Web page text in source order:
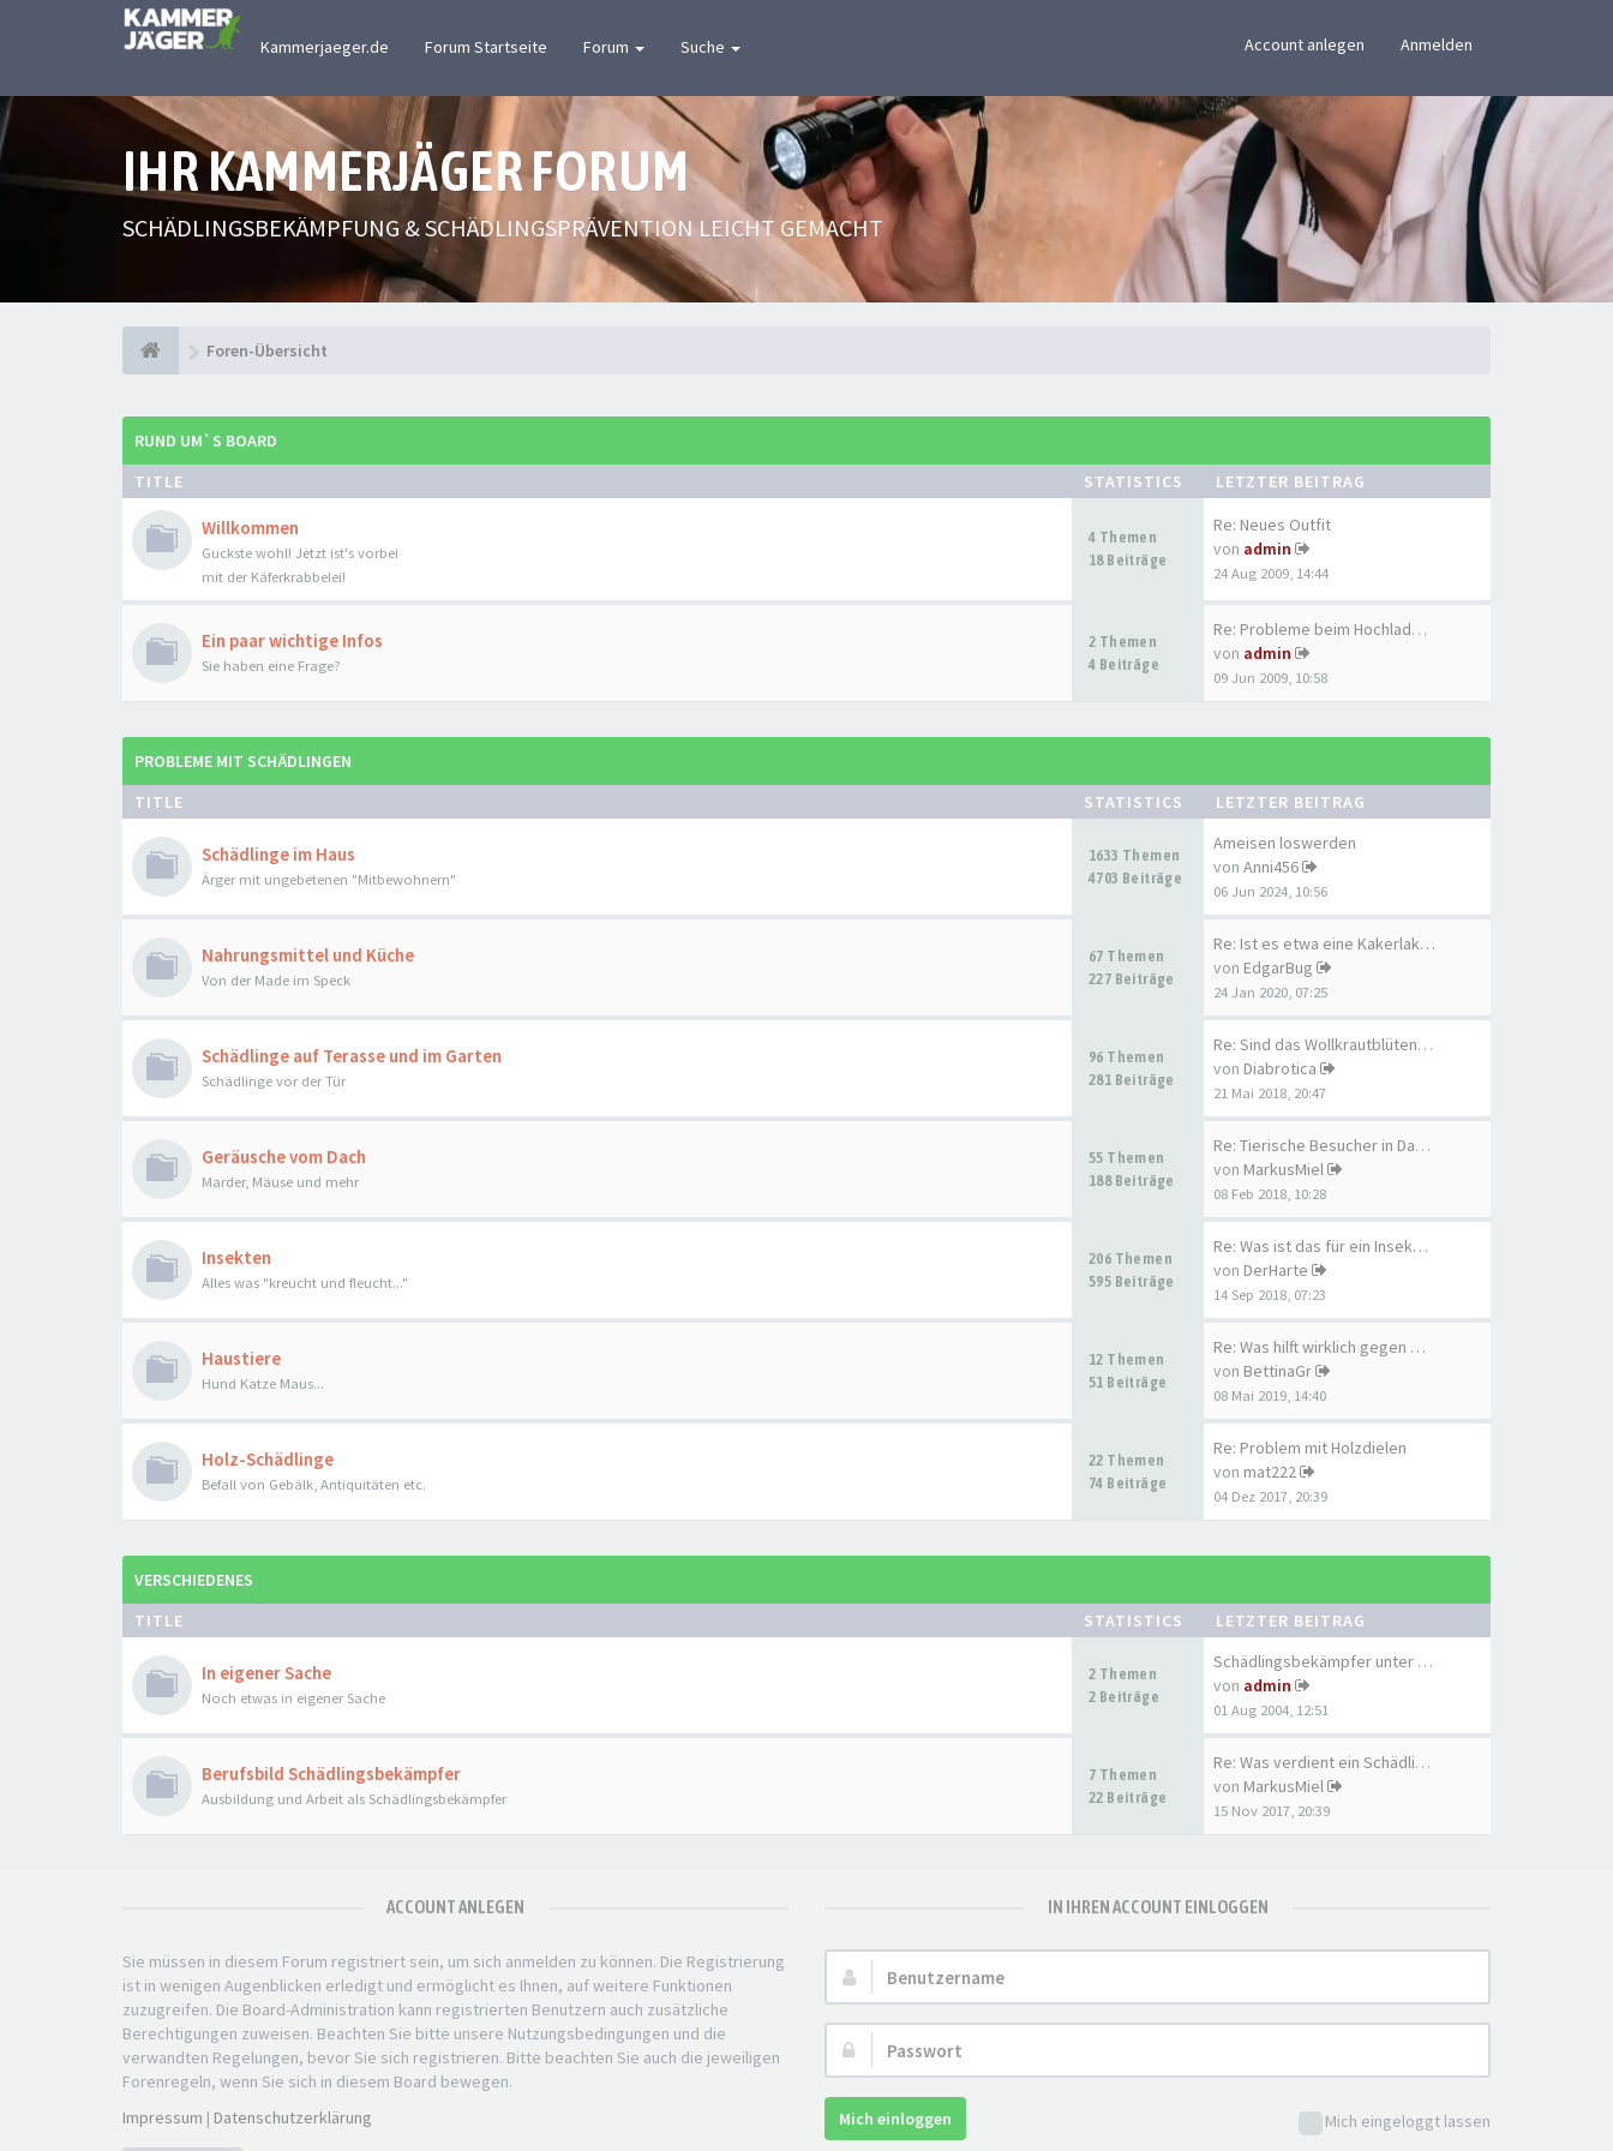
Kammerjaeger.de Forum Startseite Forum Suche Account anlegen Anmelden
IHR KAMMERJÄGER FORUM
SCHÄDLINGSBEKÄMPFUNG & SCHÄDLINGSPRÄVENTION LEICHT GEMACHT
Foren-Übersicht
RUND UM`S BOARD
TITLE
STATISTICS LETZTER BEITRAG
Willkommen
Guckste wohl! Jetzt ist's vorbei
mit der Käferkrabbelei!
4 Themen
18 Beiträge
Re: Neues Outfit
von admin
24 Aug 2009, 14:44
Ein paar wichtige Infos
Sie haben eine Frage?
2 Themen
4 Beiträge
Re: Probleme beim Hochladen d…
von admin
09 Jun 2009, 10:58
PROBLEME MIT SCHÄDLINGEN
TITLE
STATISTICS LETZTER BEITRAG
Schädlinge im Haus
Ärger mit ungebetenen "Mitbewohnern"
1633 Themen
4703 Beiträge
Ameisen loswerden
von Anni456
06 Jun 2024, 10:56
Nahrungsmittel und Küche
Von der Made im Speck
67 Themen
227 Beiträge
Re: Ist es etwa eine Kakerlak…
von EdgarBug
24 Jan 2020, 07:25
Schädlinge auf Terasse und im Garten
Schädlinge vor der Tür
96 Themen
281 Beiträge
Re: Sind das Wollkrautblütenk…
von Diabrotica
21 Mai 2018, 20:47
Geräusche vom Dach
Marder, Mäuse und mehr
55 Themen
188 Beiträge
Re: Tierische Besucher in Dac…
von MarkusMiel
08 Feb 2018, 10:28
Insekten
Alles was "kreucht und fleucht..."
206 Themen
595 Beiträge
Re: Was ist das für ein Insek…
von DerHarte
14 Sep 2018, 07:23
Haustiere
Hund Katze Maus...
12 Themen
51 Beiträge
Re: Was hilft wirklich gegen …
von BettinaGr
08 Mai 2019, 14:40
Holz-Schädlinge
Befall von Gebälk, Antiquitäten etc.
22 Themen
74 Beiträge
Re: Problem mit Holzdielen
von mat222
04 Dez 2017, 20:39
VERSCHIEDENES
TITLE
STATISTICS LETZTER BEITRAG
In eigener Sache
Noch etwas in eigener Sache
2 Themen
2 Beiträge
Schädlingsbekämpfer unter sich
von admin
01 Aug 2004, 12:51
Berufsbild Schädlingsbekämpfer
Ausbildung und Arbeit als Schädlingsbekämpfer
7 Themen
22 Beiträge
Re: Was verdient ein Schädlin…
von MarkusMiel
15 Nov 2017, 20:39
ACCOUNT ANLEGEN
Sie müssen in diesem Forum registriert sein, um sich anmelden zu können. Die Registrierung
ist in wenigen Augenblicken erledigt und ermöglicht es Ihnen, auf weitere Funktionen
zuzugreifen. Die Board-Administration kann registrierten Benutzern auch zusätzliche
Berechtigungen zuweisen. Beachten Sie bitte unsere Nutzungsbedingungen und die
verwandten Regelungen, bevor Sie sich registrieren. Bitte beachten Sie auch die jeweiligen
Forenregeln, wenn Sie sich in diesem Board bewegen.
Impressum | Datenschutzerklärung
IN IHREN ACCOUNT EINLOGGEN
Benutzername:
Passwort:
Mich eingeloggt lassen
Mich einloggen